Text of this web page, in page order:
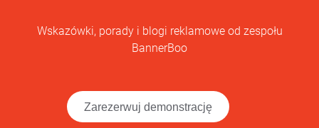
Wskazówki, porady i blogi reklamowe od zespołu
BannerBoo
Zarezerwuj demonstrację